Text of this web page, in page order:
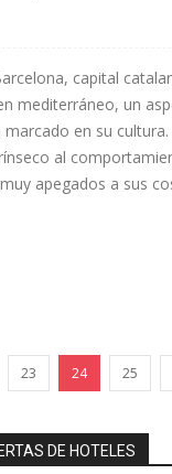
capital
mediterráneo, un
en su cultura.
al
apegados a sus
23 24 25
DE HOTELES